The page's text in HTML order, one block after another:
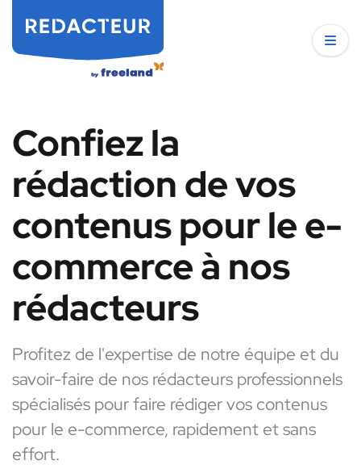
Confiez la
rédaction de vos
contenus pour le e-
commerce à nos
rédacteurs
Profitez de l'expertise de notre équipe et du
savoir-faire de nos rédacteurs professionnels
spécialisés pour faire rédiger vos contenus
pour le e-commerce, rapidement et sans
effort.